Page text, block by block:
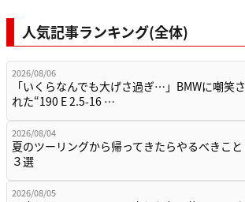
人気記事ランキング(全体)
2026/08/06
「いくらなんでも大げさ過ぎ…」BMWに嘲笑さ
れた“190 E 2.5-16 …
2026/08/04
夏のツーリングから帰ってきたらやるべきこと
３選
2026/08/05